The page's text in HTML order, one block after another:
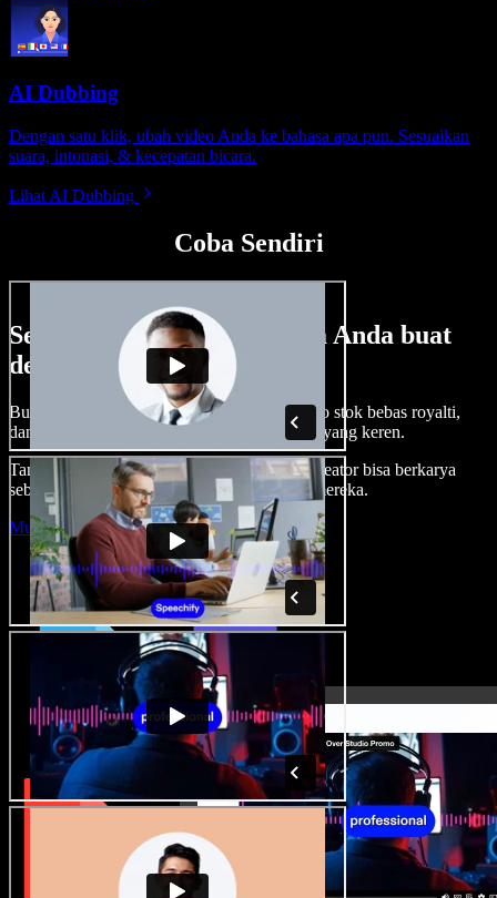
AI Dubbing
Dengan satu klik, ubah video Anda ke bahasa apa pun. Sesuaikan
suara, intonasi, & kecepatan bicara.
Lihat AI Dubbing
Coba Sendiri
Sedikit contoh hal yang bisa Anda buat
dengan Speechify Studio.
Buat voice over, tambah gambar, audio, video stok bebas royalti,
dan kloning suara untuk proyek audio-video yang keren.
Tanpa kurva belajar, semua dari browser—kreator bisa berkarya
sebebas mungkin dan wujudkan ide kreatif mereka.
Mulai Studio